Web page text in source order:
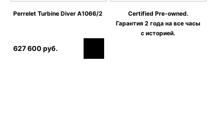
Perrelet Turbine Diver A1066/2
627 600 руб.
Certified Pre-owned.
Гарантия 2 года на все часы
с историей.